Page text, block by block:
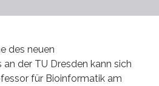
des neuen
der TU Dresden kann sich
für Bioinformatik am